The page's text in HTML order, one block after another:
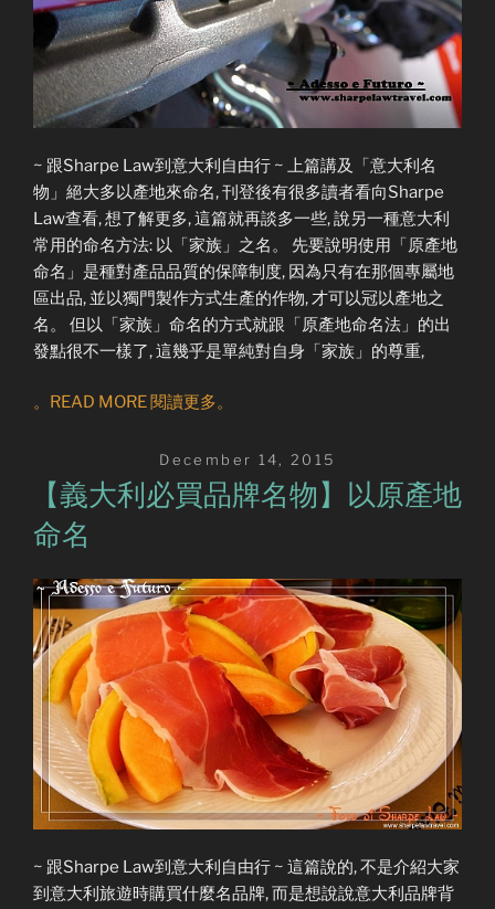
~ 跟Sharpe Law到意大利自由行 ~ 上篇講及「意大利名
物」絕大多以產地來命名, 刊登後有很多讀者看向Sharpe
Law查看, 想了解更多, 這篇就再談多一些, 說另一種意大利
常用的命名方法: 以「家族」之名。 先要說明使用「原產地
命名」是種對產品品質的保障制度, 因為只有在那個專屬地
區出品, 並以獨門製作方式生產的作物, 才可以冠以產地之
名。 但以「家族」命名的方式就跟「原產地命名法」的出
發點很不一樣了, 這幾乎是單純對自身「家族」的尊重,
。READ MORE 閱讀更多。
Posted
on
December 14, 2015
【義大利必買品牌名物】以原產地
命名
~ 跟Sharpe Law到意大利自由行 ~ 這篇說的, 不是介紹大家
到意大利旅遊時購買什麼名品牌, 而是想說說意大利品牌背